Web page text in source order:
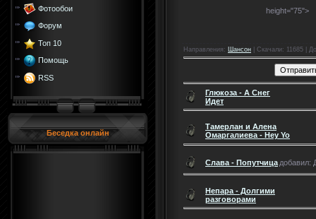
Фотообои
Форум
Топ 10
Помощь
RSS
Беседка онлайн
height="75">
Направления : Шансон Скачали: 11685 |
Глюкоза - А Снег
Идет
Тамерлан и Алена
Омаргалиева - Hey Yo
Слава - Попутчица добавил:
Непара - Долгими
разговорами